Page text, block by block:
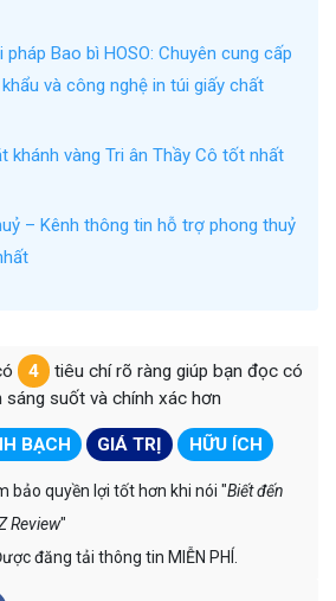
pháp Bao bì HOSO: Chuyên cung cấp
và công nghệ in túi giấy chất
khánh vàng Tri ân Thầy Cô tốt nhất
– Kênh thông tin hỗ trợ phong thuỷ
4
tiêu chí rõ ràng giúp bạn đọc có
sáng suốt và chính xác hơn
BẠCH GIÁ TRỊ HỮU ÍCH
bảo quyền lợi tốt hơn khi nói "Biết đến
Review"
đăng tải thông tin MIỄN PHÍ.